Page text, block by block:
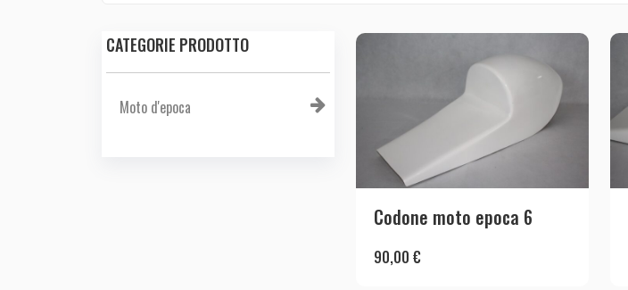
CATEGORIE PRODOTTO
Moto d'epoca
Codone moto epoca 6
90,00 €